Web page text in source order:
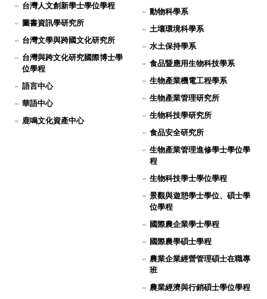
台灣人文創新學士學位學程
圖書資訊學研究所
台灣文學與跨國文化研究所
台灣與跨文化研究國際博士學
位學程
語言中心
華語中心
鹿鳴文化資產中心
動物科學系
土壤環境科學系
水土保持學系
食品暨應用生物科技學系
生物產業機電工程學系
生物產業管理研究所
生物科技學研究所
食品安全研究所
生物產業管理進修學士學位學
程
生物科技學士學位學程
景觀與遊憩學士學位、碩士學
位學程
國際農企業學士學程
國際農學碩士學程
農業企業經營管理碩士在職專
班
農業經濟與行銷碩士學位學程